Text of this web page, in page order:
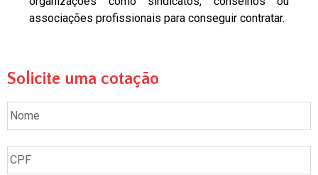
associações profissionais para conseguir contratar.
Solicite uma cotação